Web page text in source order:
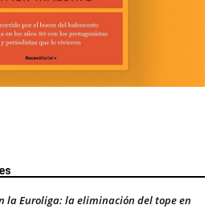
la Euroliga: la eliminación del tope en